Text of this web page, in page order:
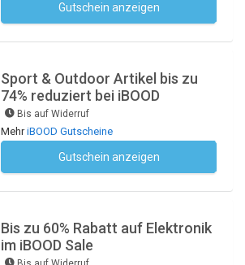
Gutschein anzeigen
Sport & Outdoor Artikel bis zu
74% reduziert bei iBOOD
Bis auf Widerruf
MehriBOOD Gutscheine
Gutschein anzeigen
Bis zu 60% Rabatt auf Elektronik
im iBOOD Sale